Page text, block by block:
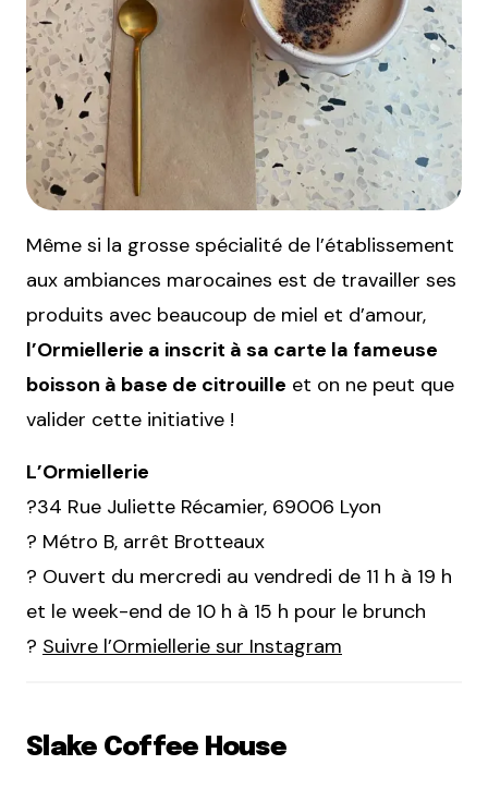
Même si la grosse spécialité de l’établissement
aux ambiances marocaines est de travailler ses
produits avec beaucoup de miel et d’amour,
l’Ormiellerie a inscrit à sa carte la fameuse
boisson à base de citrouille et on ne peut que
valider cette initiative !
L’Ormiellerie
?34 Rue Juliette Récamier, 69006 Lyon
? Métro B, arrêt Brotteaux
? Ouvert du mercredi au vendredi de 11 h à 19 h
et le week-end de 10 h à 15 h pour le brunch
? Suivre l’Ormiellerie sur Instagram
Slake Coffee House